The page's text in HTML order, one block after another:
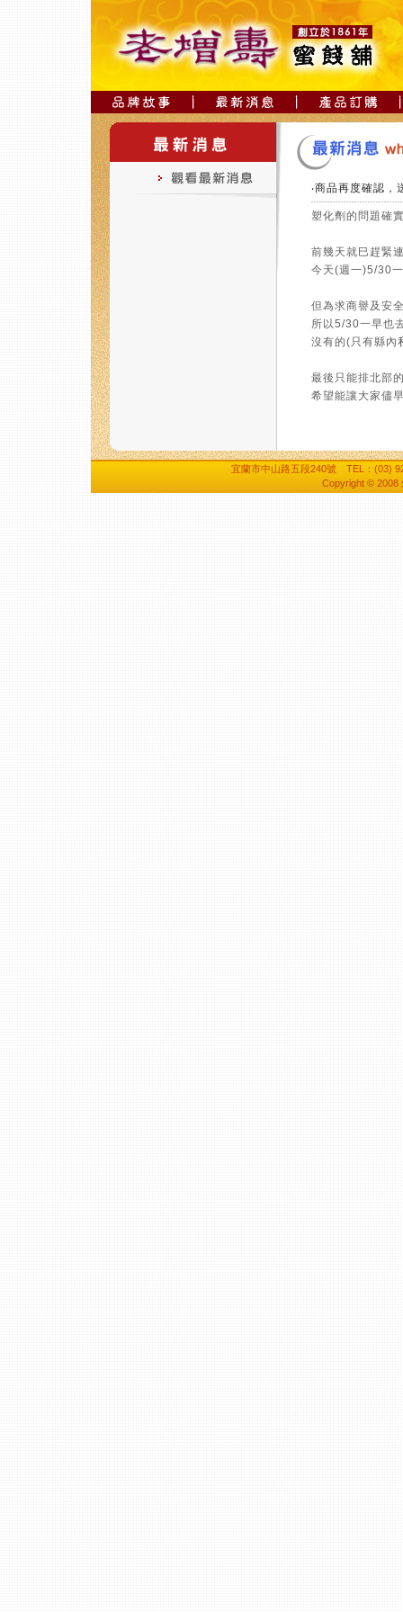
‧商品再度確認，
塑化劑的問題確
前幾天就巳趕緊
今天(週一)5/30
但為求商譽及安
所以5/30一早也
沒有的(只有縣內
最後只能排北部
希望能讓大家儘
宜蘭市中山路五段240號 TEL：(03)
Copyright © 2008